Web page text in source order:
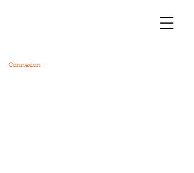
Connexion